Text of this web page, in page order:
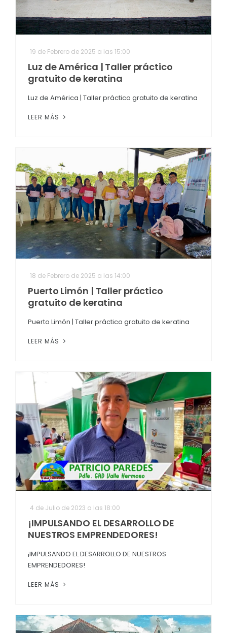
19 de Febrero de 2025 a las 15:00
Luz de América | Taller práctico
gratuito de keratina
Luz de América | Taller práctico gratuito de keratina
LEER MÁS
18 de Febrero de 2025 a las 14:00
Puerto Limón | Taller práctico
gratuito de keratina
Puerto Limón | Taller práctico gratuito de keratina
LEER MÁS
4 de Julio de 2023 a las 18:00
¡IMPULSANDO EL DESARROLLO DE
NUESTROS EMPRENDEDORES!
¡IMPULSANDO EL DESARROLLO DE NUESTROS
EMPRENDEDORES!
LEER MÁS